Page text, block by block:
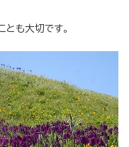
とも大切です。